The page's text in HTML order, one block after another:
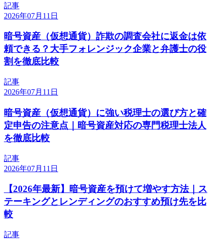
記事
2026年07月11日
暗号資産（仮想通貨）詐欺の調査会社に返金は依
頼できる？大手フォレンジック企業と弁護士の役
割を徹底比較
記事
2026年07月11日
暗号資産（仮想通貨）に強い税理士の選び方と確
定申告の注意点｜暗号資産対応の専門税理士法人
を徹底比較
記事
2026年07月11日
【2026年最新】暗号資産を預けて増やす方法｜ス
テーキングとレンディングのおすすめ預け先を比
較
記事